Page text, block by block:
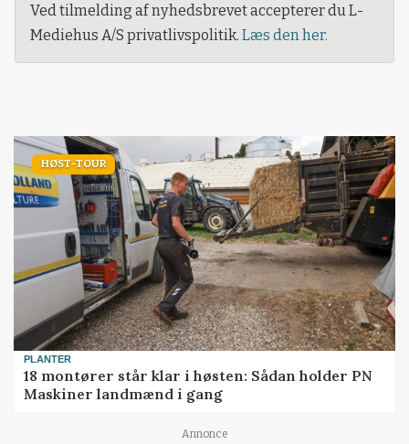
Ved tilmelding af nyhedsbrevet accepterer du L-
Mediehus A/S privatlivspolitik. Læs den her.
HØST-TOUR
PLANTER
18 montører står klar i høsten: Sådan holder PN
Maskiner landmænd i gang
Annonce